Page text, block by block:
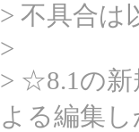
> 不具合は
>
> ☆8.1の新
よる編集